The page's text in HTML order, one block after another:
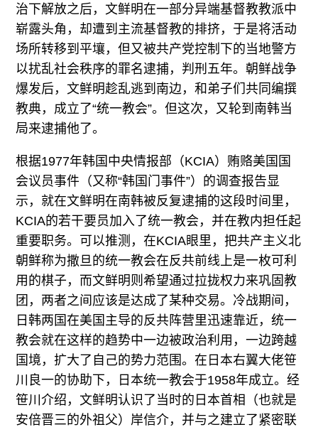
治下解放之后，文鲜明在一部分异端基督教教派中
崭露头角，却遭到主流基督教的排挤，于是将活动
场所转移到平壤，但又被共产党控制下的当地警方
以扰乱社会秩序的罪名逮捕，判刑五年。朝鲜战争
爆发后，文鲜明趁乱逃到南边，和弟子们共同编撰
教典，成立了“统一教会”。但这次，又轮到南韩当
局来逮捕他了。
根据1977年韩国中央情报部（KCIA）贿赂美国国
会议员事件（又称“韩国门事件”）的调查报告显
示，就在文鲜明在南韩被反复逮捕的这段时间里，
KCIA的若干要员加入了统一教会，并在教内担任起
重要职务。可以推测，在KCIA眼里，把共产主义北
朝鲜称为撒旦的统一教会在反共前线上是一枚可利
用的棋子，而文鲜明则希望通过拉拢权力来巩固教
团，两者之间应该是达成了某种交易。冷战期间，
日韩两国在美国主导的反共阵营里迅速靠近，统一
教会就在这样的趋势中一边被政治利用，一边跨越
国境，扩大了自己的势力范围。在日本右翼大佬笹
川良一的协助下，日本统一教会于1958年成立。经
笹川介绍，文鲜明认识了当时的日本首相（也就是
安倍晋三的外祖父）岸信介，并与之建立了紧密联